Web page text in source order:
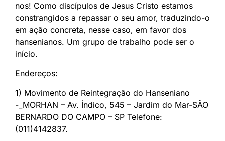
nos! Como discípulos de Jesus Cristo estamos
constrangidos a repassar o seu amor, traduzindo-o
em ação concreta, nesse caso, em favor dos
hansenianos. Um grupo de trabalho pode ser o
início.
Endereços:
1) Movimento de Reintegração do Hanseniano
-_MORHAN – Av. Índico, 545 – Jardim do Mar-SÃO
BERNARDO DO CAMPO – SP Telefone:
(011)4142837.